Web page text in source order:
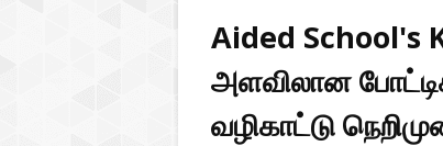
Aided School's
அளவிலான
வழிகாட்டு